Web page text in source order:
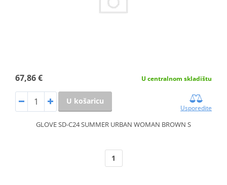
67,86 € U centralnom skladištu
U košaricu
Usporedite
GLOVE SD-C24 SUMMER URBAN WOMAN BROWN S
1